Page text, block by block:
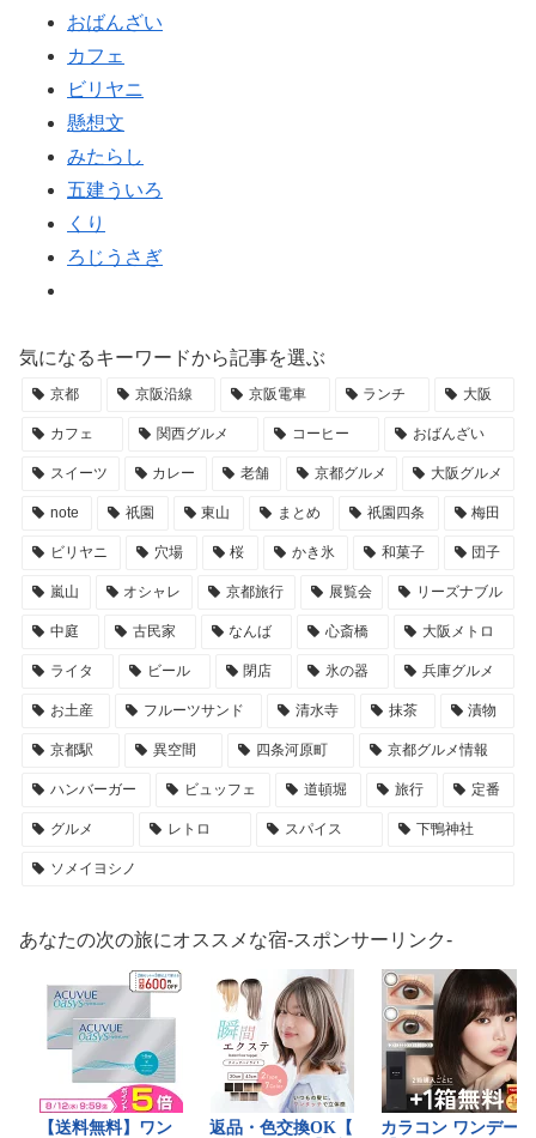
おばんざい
カフェ
ビリヤニ
懸想文
みたらし
五建ういろ
くり
ろじうさぎ
気になるキーワードから記事を選ぶ
京都 京阪沿線 京阪電車 ランチ 大阪
カフェ 関西グルメ コーヒー おばんざい
スイーツ カレー 老舗 京都グルメ 大阪グルメ
note 祇園 東山 まとめ 祇園四条 梅田
ビリヤニ 穴場 桜 かき氷 和菓子 団子
嵐山 オシャレ 京都旅行 展覧会 リーズナブル
中庭 古民家 なんば 心斎橋 大阪メトロ
ライタ ビール 閉店 氷の器 兵庫グルメ
お土産 フルーツサンド 清水寺 抹茶 漬物
京都駅 異空間 四条河原町 京都グルメ情報
ハンバーガー ビュッフェ 道頓堀 旅行 定番
グルメ レトロ スパイス 下鴨神社
ソメイヨシノ
あなたの次の旅にオススメな宿-スポンサーリンク-